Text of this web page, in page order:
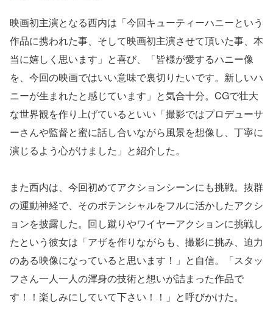
映画初主演となる西内は「今回キューティーハニーという
作品に携われた事、そして映画初主演させて頂いた事、本
当に嬉しく思います」と喜び、「皆様が愛するハニー像
を、今回の映画ではいい意味で裏切りたいです。新しいハ
ニーが生まれたと感じています」と気合十分。CGで壮大
な世界観を作り上げているといい「撮影ではプロデューサ
ーさんや監督と蜜に話し合いながら風景を想像し、丁寧に
演じるよう心がけました」と紹介した。
また西内は、今回初めてアクションシーンにも挑戦。抜群
の運動神経で、そのポテンシャルをフルに活かしたアクシ
ョンを披露した。回し蹴りやワイヤーアクションに挑戦し
たという彼女は「アザを作りながらも、撮影に挑み、迫力
のある映像になっていると思います！」と自信。「スタッ
フさん一人一人の渾身の技術と想いが詰まった作品で
す！！楽しみにしていて下さい！！」と呼びかけた。